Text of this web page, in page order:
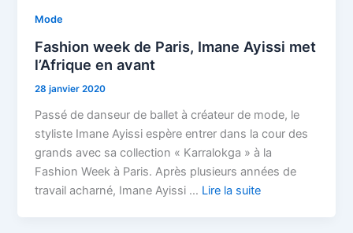
Mode
Fashion week de Paris, Imane Ayissi met
l’Afrique en avant
28 janvier 2020
Passé de danseur de ballet à créateur de mode, le
styliste Imane Ayissi espère entrer dans la cour des
grands avec sa collection « Karralokga » à la
Fashion Week à Paris. Après plusieurs années de
travail acharné, Imane Ayissi … Lire la suite